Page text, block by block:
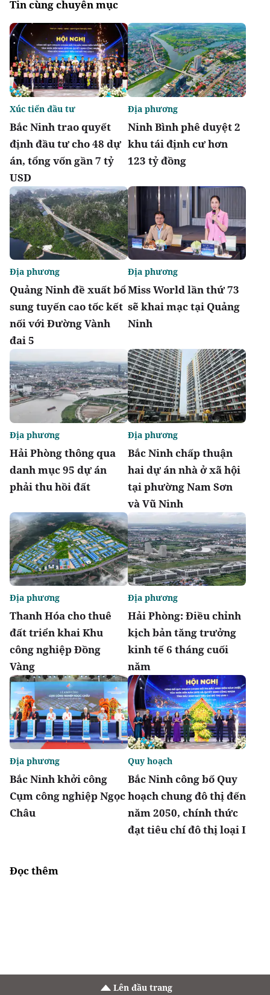
Tin cùng chuyên mục
Bắc Ninh trao quyết
định đầu tư cho 48 dự
án, tổng vốn gần 7 tỷ
USD
Xúc tiến đầu tư
Ninh Bình phê duyệt 2
khu tái định cư hơn
123 tỷ đồng
Địa phương
Quảng Ninh đề xuất bổ
sung tuyến cao tốc kết
nối với Đường Vành
đai 5
Địa phương
Miss World lần thứ 73
sẽ khai mạc tại Quảng
Ninh
Địa phương
Hải Phòng thông qua
danh mục 95 dự án
phải thu hồi đất
Địa phương
Bắc Ninh chấp thuận
hai dự án nhà ở xã hội
tại phường Nam Sơn
và Vũ Ninh
Địa phương
Thanh Hóa cho thuê
đất triển khai Khu
công nghiệp Đồng
Vàng
Địa phương
Hải Phòng: Điều chỉnh
kịch bản tăng trưởng
kinh tế 6 tháng cuối
năm
Địa phương
Bắc Ninh khởi công
Cụm công nghiệp Ngọc
Châu
Địa phương
Bắc Ninh công bố Quy
hoạch chung đô thị đến
năm 2050, chính thức
đạt tiêu chí đô thị loại I
Quy hoạch
Đọc thêm
Lên đầu trang